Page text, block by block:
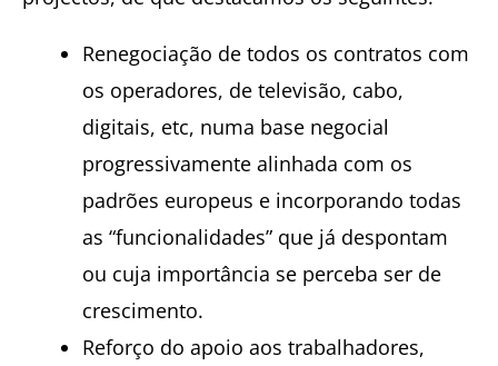
Renegociação de todos os contratos com
os operadores, de televisão, cabo,
digitais, etc, numa base negocial
progressivamente alinhada com os
padrões europeus e incorporando todas
as “funcionalidades” que já despontam
ou cuja importância se perceba ser de
crescimento.
Reforço do apoio aos trabalhadores,